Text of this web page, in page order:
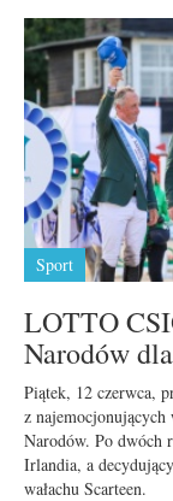
Sport
LOTTO
Narodów
Piątek, 12 czerwca,
z
Narodów. Po dwóch
Irlandia, a
wałachu Scarteen.